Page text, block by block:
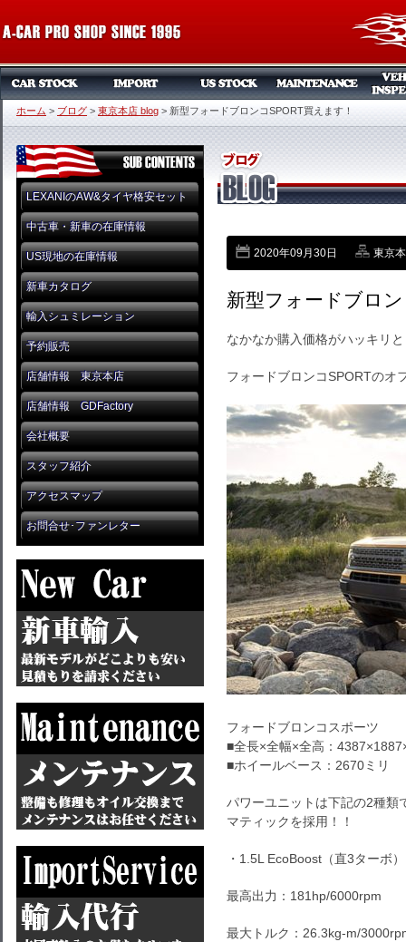
ホーム > ブログ > 東京本店 blog > 新型フォードブロンコSPORT買えます！
LEXANIのAW&タイヤ格安セット
中古車・新車の在庫情報
US現地の在庫情報
新車カタログ
輸入シュミレーション
予約販売
店舗情報 東京本店
店舗情報 GDFactory
会社概要
スタッフ紹介
アクセスマップ
お問合せ･ファンレター
2020年09月30日 東京
新型フォードブロ
なかなか購入価格がハッキリ
フォードブロンコSPORTのオ
フォードブロンコスポーツ
■全長×全幅×全高：
■ホイールベース：2670ミリ
パワーユニットは下記の2種類
マティックを採用！！
・1.5L EcoBoost（直3ターボ）
最高出力：181hp/6000rpm
最大トルク：26.3kg-m/